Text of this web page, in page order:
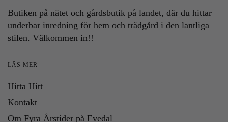
Butiken på nätet och gårdsbutik på landet, där du hittar
underbar inredning för hem och trädgård i den lantliga
stilen. Välkommen in!!
LÄS MER
Hitta Hitt
Kontakt
Om Fyra Årstider på Evedal